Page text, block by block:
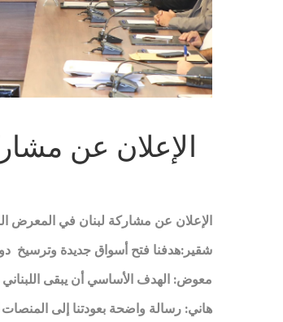
الإعلان عن مشاركة لبنان في المعرض
شقير:هدفنا فتح أسواق جديدة وترسيخ
معوض:الهدف الأساسي أن يبقى
هاني: رسالة واضحة بعودتنا إلى المنصات